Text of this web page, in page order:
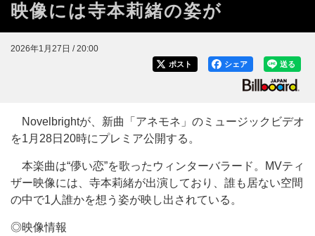
映像には寺本莉緒の姿が
2026年1月27日 / 20:00
送る
シェア
ポスト
Novelbrightが、新曲「アネモネ」のミュージックビデオ
を1月28日20時にプレミア公開する。
本楽曲は“儚い恋”を歌ったウィンターバラード。MVティ
ザー映像には、寺本莉緒が出演しており、誰も居ない空間
の中で1人誰かを想う姿が映し出されている。
◎映像情報